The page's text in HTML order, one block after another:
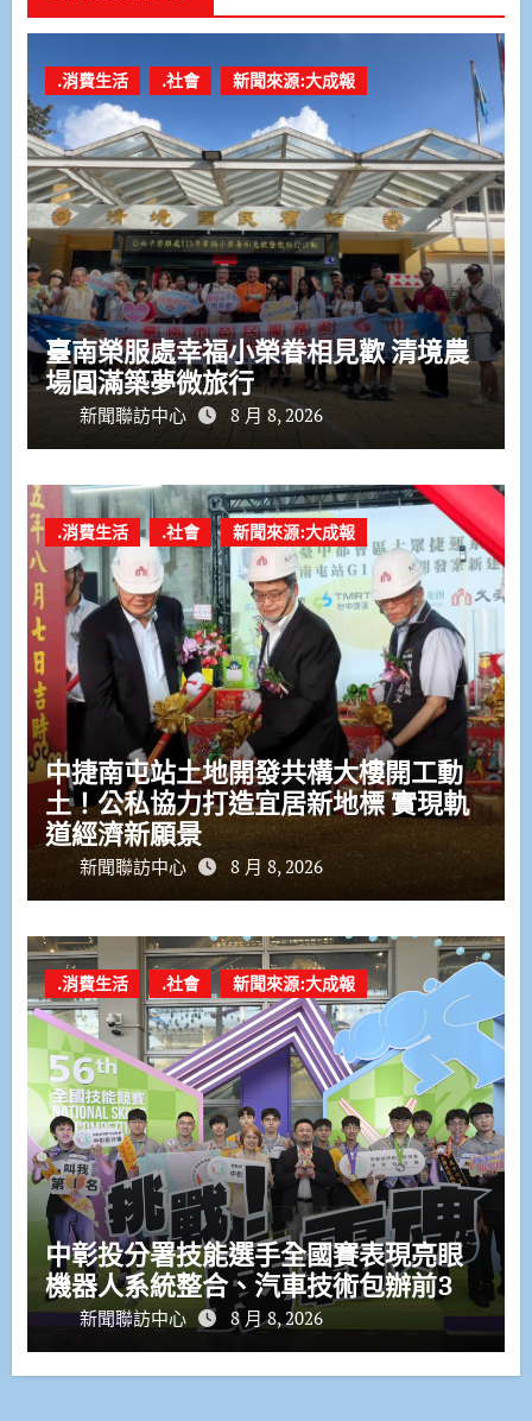
.消費生活 .社會 新聞來源:大成報
臺南榮服處幸福小榮眷相見歡 清境農
場圓滿築夢微旅行
新聞聯訪中心 8 月 8, 2026
.消費生活 .社會 新聞來源:大成報
中捷南屯站土地開發共構大樓開工動
土！公私協力打造宜居新地標 實現軌
道經濟新願景
新聞聯訪中心 8 月 8, 2026
.消費生活 .社會 新聞來源:大成報
中彰投分署技能選手全國賽表現亮眼
機器人系統整合、汽車技術包辦前3
新聞聯訪中心 8 月 8, 2026